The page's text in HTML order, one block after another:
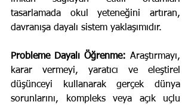
tasarlamada okul yeteneğini artıran,
davranışa dayalı sistem yaklaşımıdır.
Probleme Dayalı Öğrenme: Araştırmayı,
karar vermeyi, yaratıcı ve eleştirel
düşünceyi kullanarak gerçek dünya
sorunlarını, kompleks veya açık uçlu